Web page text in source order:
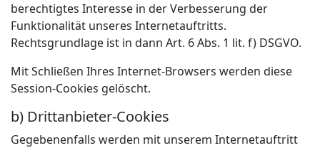
berechtigtes Interesse in der Verbesserung der
Funktionalität unseres Internetauftritts.
Rechtsgrundlage ist in dann Art. 6 Abs. 1 lit. f) DSGVO.
Mit Schließen Ihres Internet-Browsers werden diese
Session-Cookies gelöscht.
b) Drittanbieter-Cookies
Gegebenenfalls werden mit unserem Internetauftritt